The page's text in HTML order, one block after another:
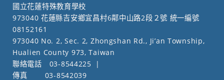
國立花蓮特殊教育學校
973040 花蓮縣吉安鄉宜昌村6鄰中山路2段２號 統一編號
08152161
973040 No. 2, Sec. 2, Zhongshan Rd., Ji’an Township,
Hualien County 973, Taiwan
聯絡電話
03-8544225
|
傳真
03-8542039